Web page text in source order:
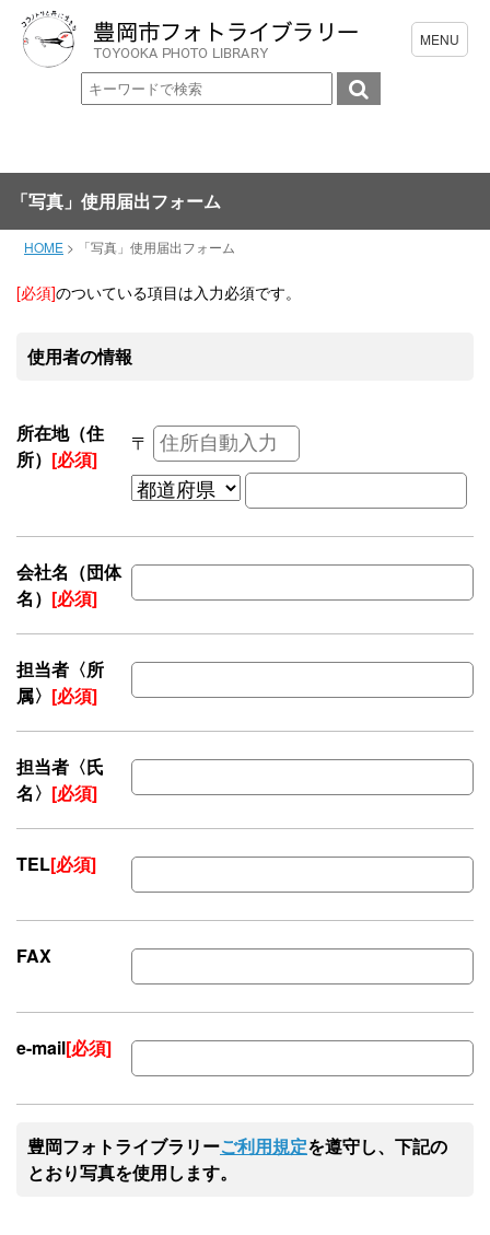
「写真」使用届出フォーム
HOME > 「写真」使用届出フォーム
[必須]のついている項目は入力必須です。
使用者の情報
所在地（住
所） [必須]
〒
会社名（団体
名） [必須]
担当者〈所
属〉 [必須]
担当者〈氏
名〉 [必須]
TEL[必須]
FAX
e-mail[必須]
豊岡フォトライブラリーご利用規定を遵守し、下記の
とおり写真を使用します。